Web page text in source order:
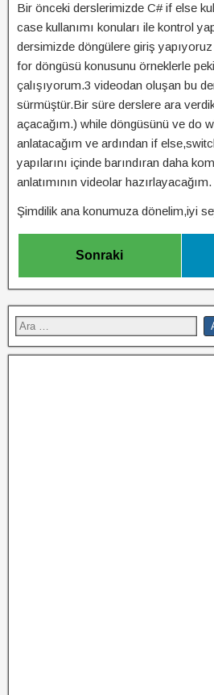
Bir önceki derslerimizde C# if else
case kullanımı konuları ile kontrol
dersimizde döngülere giriş
for döngüsü konusunu örneklerle
çalışıyorum.3 videodan oluşan bu
sürmüştür.Bir süre derslere ara
açacağım.) while döngüsünü ve do
anlatacağım ve ardından if
yapılarını içinde barındıran daha
anlatımının videolar hazırlayacağım.
Şimdilik ana konumuza dönelim,iyi
Sonraki